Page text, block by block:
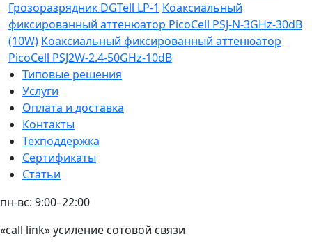
Грозоразрядник DGTell LP-1 Коаксиальный
фиксированный аттенюатор PicoCell PSJ-N-3GHz-30dB
(10W) Коаксиальный фиксированный аттенюатор
PicoCell PSJ2W-2.4-50GHz-10dB
Типовые решения
Услуги
Оплата и доставка
Контакты
Техподдержка
Сертификаты
Статьи
пн-вс: 9:00–22:00
«call link» усиление сотовой связи